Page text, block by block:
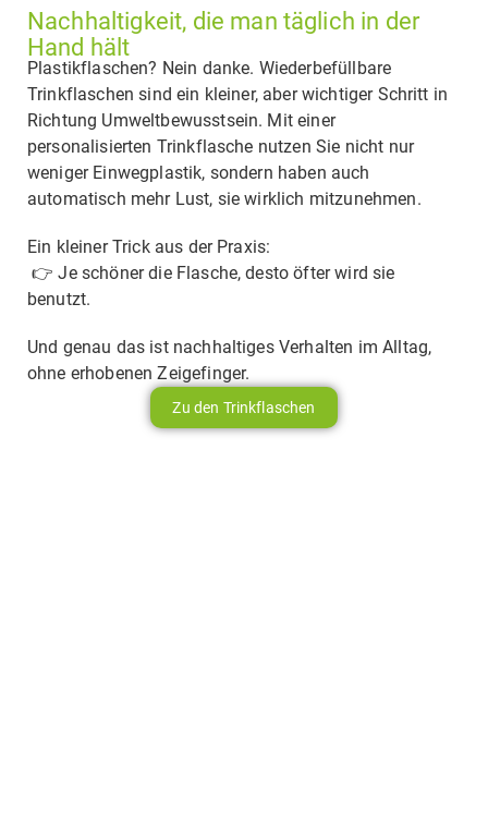
Nachhaltigkeit, die man täglich in der
Hand hält
Plastikflaschen? Nein danke. Wiederbefüllbare
Trinkflaschen sind ein kleiner, aber wichtiger Schritt in
Richtung Umweltbewusstsein. Mit einer
personalisierten Trinkflasche nutzen Sie nicht nur
weniger Einwegplastik, sondern haben auch
automatisch mehr Lust, sie wirklich mitzunehmen.
Ein kleiner Trick aus der Praxis:
👉 Je schöner die Flasche, desto öfter wird sie
benutzt.
Und genau das ist nachhaltiges Verhalten im Alltag,
ohne erhobenen Zeigefinger.
Zu den Trinkflaschen